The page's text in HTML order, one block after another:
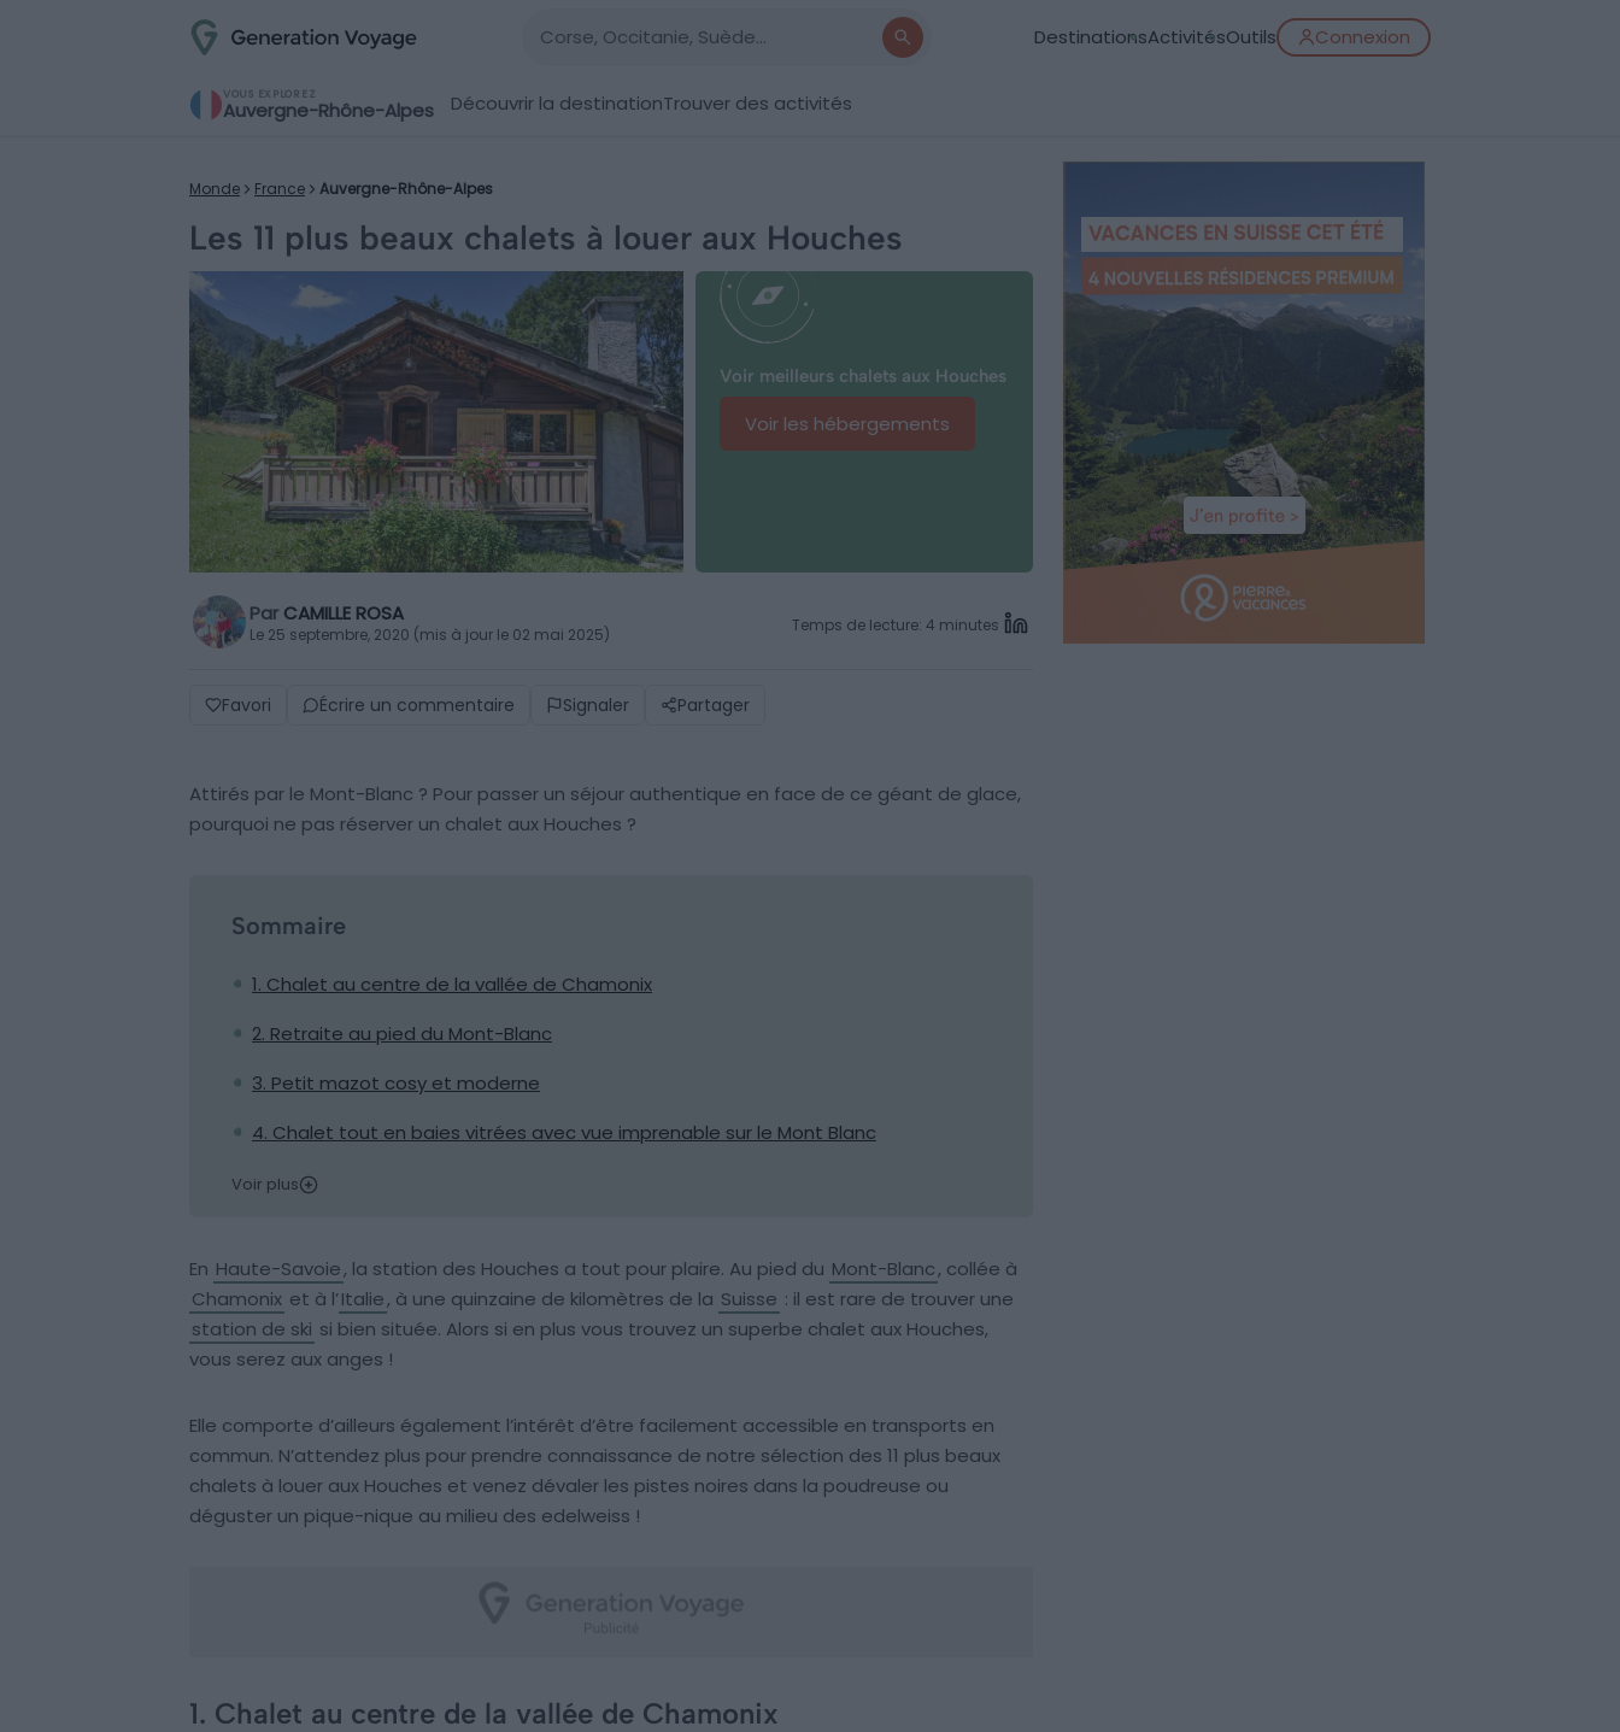
DestinationsActivitésOutils Connexion
VOUS EXPLOREZ
Auvergne-Rhône-Alpes Découvrir la destinationTrouver des activités
Monde France Auvergne-Rhône-Alpes
Les 11 plus beaux chalets à louer aux Houches
Voir meilleurs chalets aux Houches
Voir les hébergements
Par CAMILLE ROSA
Le 25 septembre, 2020 (mis à jour le 02 mai 2025) Temps de lecture: 4 minutes
Favori Écrire un commentaire Signaler Partager
Attirés par le Mont-Blanc ? Pour passer un séjour authentique en face de ce géant de glace,
pourquoi ne pas réserver un chalet aux Houches ?
Sommaire
1. Chalet au centre de la vallée de Chamonix
2. Retraite au pied du Mont-Blanc
3. Petit mazot cosy et moderne
4. Chalet tout en baies vitrées avec vue imprenable sur le Mont Blanc
Voir plus
En Haute-Savoie, la station des Houches a tout pour plaire. Au pied du Mont-Blanc, collée à
Chamonix et à l’Italie, à une quinzaine de kilomètres de la Suisse : il est rare de trouver une
station de ski si bien située. Alors si en plus vous trouvez un superbe chalet aux Houches,
vous serez aux anges !
Elle comporte d’ailleurs également l’intérêt d’être facilement accessible en transports en
commun. N’attendez plus pour prendre connaissance de notre sélection des 11 plus beaux
chalets à louer aux Houches et venez dévaler les pistes noires dans la poudreuse ou
déguster un pique-nique au milieu des edelweiss !
1. Chalet au centre de la vallée de Chamonix